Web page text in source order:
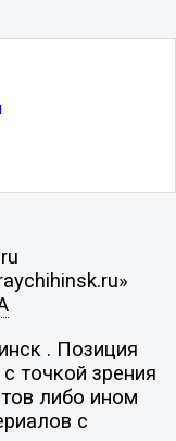
. Позиция
точкой зрения
либо ином
с